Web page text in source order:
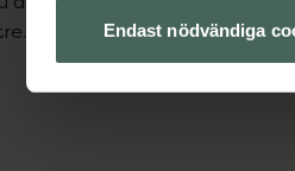
Endast nödvändiga
Välkommen att prata med